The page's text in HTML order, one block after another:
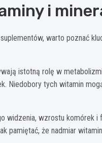
i
warto poznać
istotną rolę w
Niedobory tych witamin
widzenia, wzrostu komórek
pamiętać, że nadmiar